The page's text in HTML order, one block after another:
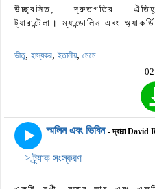
উচ্ছ্বসিত, দ্রুতগতির
ট্যারান্টেলা। ম্যান্ডোলিন এবং
ভীতু, হাস্যকর, ইতালীয়, মেমে
স্মলিন এবং ভিবিন - দ্বারা David
> ট্র্যাক সংস্করণ